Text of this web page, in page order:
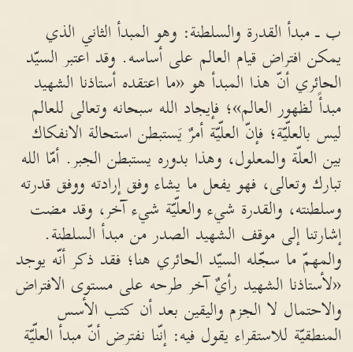
ب ـ مبدأ القدرة والسلطنة: وهو المبدأ الثاني الذي
يمكن افتراض قيام العالم على أساسه. وقد اعتبر السيّد
الحائري أنّ هذا المبدأ هو «ما اعتقده أستاذنا الشهيد
مبدأً لظهور العالم»؛ فإيجاد الله سبحانه وتعالى للعالم
ليس بالعلّيّة؛ فإنّ العلّيّة أمرٌ يَستبطن استحالة الانفكاك
بين العلّة والمعلول، وهذا بدوره يستبطن الجبر. أمّا الله
تبارك وتعالى، فهو يفعل ما يشاء وفق إرادته ووفق قدرته
وسلطنته، والقدرة شيء والعلّيّة شيء آخر، وقد مضت
إشارتنا إلى موقف الشهيد الصدر من مبدأ السلطنة.
والمهمّ ما سجّله السيّد الحائري هنا؛ فقد ذكر أنّه يوجد
«لأستاذنا الشهيد رأيٌ آخر طرحه على مستوى الافتراض
والاحتمال لا الجزم واليقين بعد أن كتب الأسس
المنطقيّة للاستقراء يقول فيه: إنّنا نفترض أنّ مبدأ العلّيّة